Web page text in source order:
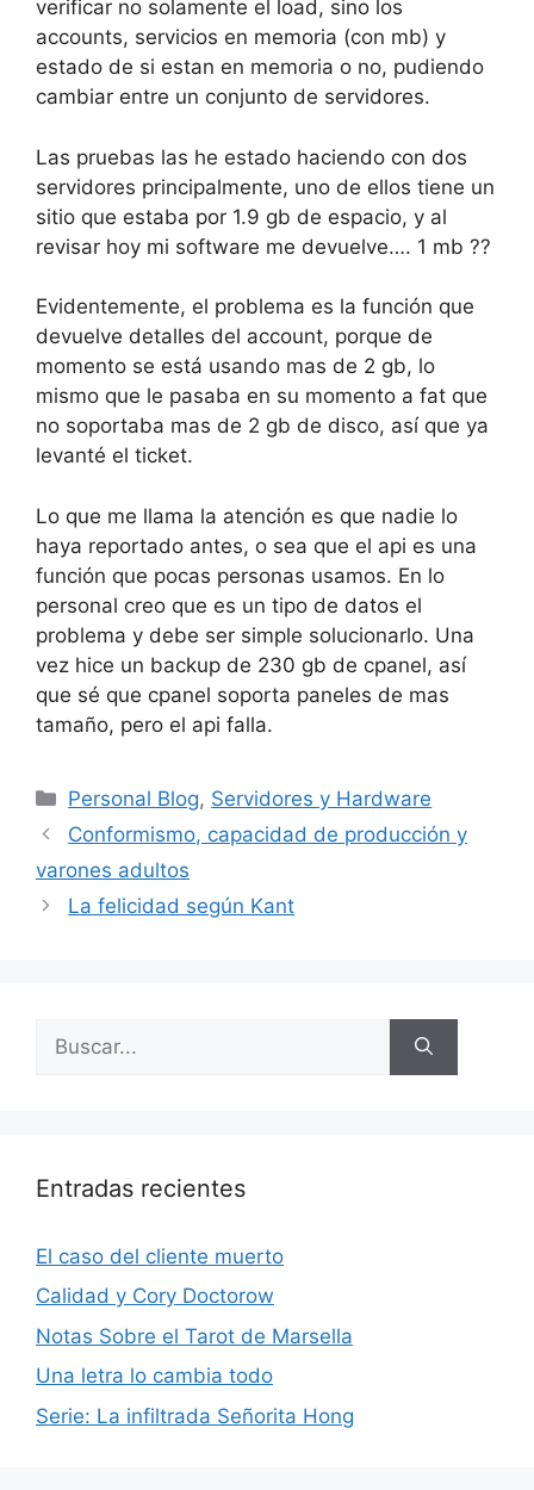
verificar no solamente el load, sino los
accounts, servicios en memoria (con mb) y
estado de si estan en memoria o no, pudiendo
cambiar entre un conjunto de servidores.
Las pruebas las he estado haciendo con dos
servidores principalmente, uno de ellos tiene un
sitio que estaba por 1.9 gb de espacio, y al
revisar hoy mi software me devuelve…. 1 mb ??
Evidentemente, el problema es la función que
devuelve detalles del account, porque de
momento se está usando mas de 2 gb, lo
mismo que le pasaba en su momento a fat que
no soportaba mas de 2 gb de disco, así que ya
levanté el ticket.
Lo que me llama la atención es que nadie lo
haya reportado antes, o sea que el api es una
función que pocas personas usamos. En lo
personal creo que es un tipo de datos el
problema y debe ser simple solucionarlo. Una
vez hice un backup de 230 gb de cpanel, así
que sé que cpanel soporta paneles de mas
tamaño, pero el api falla.
Categorías
Personal Blog, Servidores y Hardware
Conformismo, capacidad de producción y
varones adultos
La felicidad según Kant
Entradas recientes
El caso del cliente muerto
Calidad y Cory Doctorow
Notas Sobre el Tarot de Marsella
Una letra lo cambia todo
Serie: La infiltrada Señorita Hong